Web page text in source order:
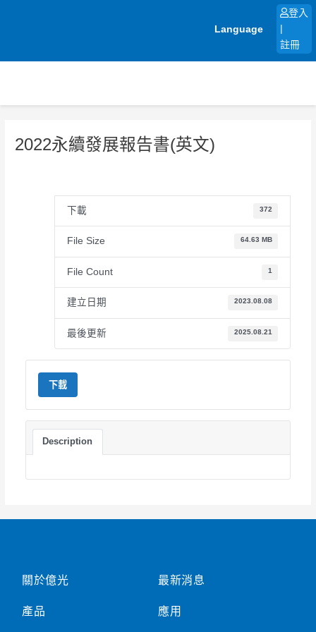
Language
登入
註冊
2022永續發展報告書(英文)
下載 372
File Size 64.63 MB
File Count 1
建立日期 2023.08.08
最後更新 2025.08.21
下載
Description
關於億光
產品
最新消息
應用